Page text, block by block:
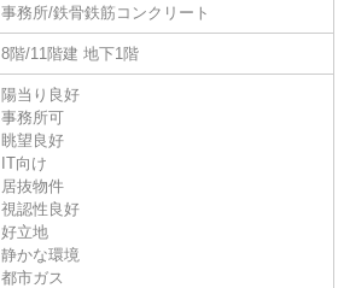
事務所/鉄骨鉄筋コンクリート
8階/11階建 地下1階
陽当り良好
事務所可
眺望良好
IT向け
居抜物件
視認性良好
好立地
静かな環境
都市ガス